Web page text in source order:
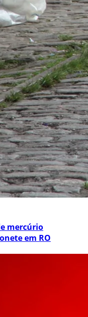
mercúrio
em RO